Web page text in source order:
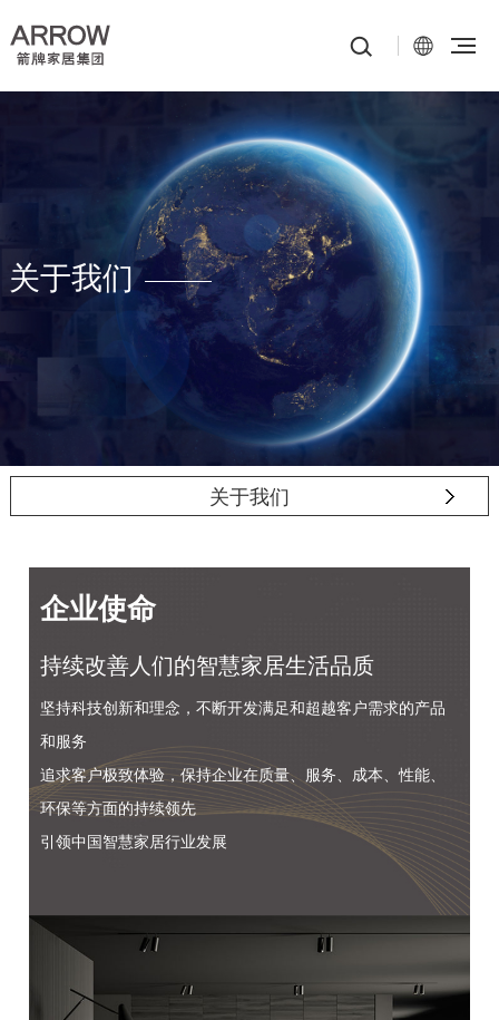
关于我们
关于我们
企业使命
持续改善人们的智慧家居生活品质
坚持科技创新和理念，不断开发满足和超越客户需求的产品
和服务
追求客户极致体验，保持企业在质量、服务、成本、性能、
环保等方面的持续领先
引领中国智慧家居行业发展